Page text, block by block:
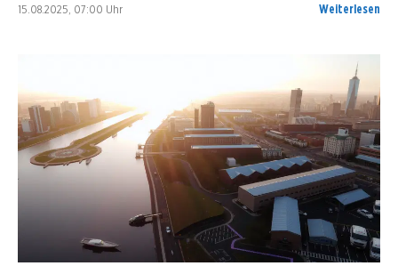
15.08.2025, 07:00 Uhr Weiterlesen